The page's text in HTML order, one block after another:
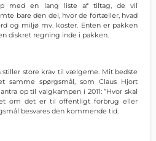
med en lang liste af tiltag, de vil
bare den del, hvor de fortæller, hvad
og miljø mv. koster. Enten er pakken
diskret regning inde i pakken.
store krav til vælgerne. Mit bedste
samme spørgsmål, som Claus Hjort
op til valgkampen i 2011: ”Hvor skal
om det er til offentligt forbrug eller
besvares den kommende tid.